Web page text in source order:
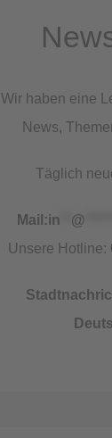
Wir haben eine
News,
Täglich
Mail:in @
Unsere Hotline: